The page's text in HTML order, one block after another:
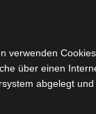
verwenden
über einen
abgelegt